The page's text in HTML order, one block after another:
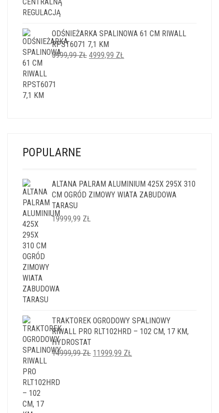
ODŚNIEŻARKA SPALINOWA 61 CM RIWALL
RPST6071 7,1 KM
5999,99ZŁ PIERWOTNA
4999,99 ZŁ
POPULARNE
ALTANA PALRAM ALUMINIUM 425X 295X 310
CM OGRÓD ZIMOWY WIATA ZABUDOWA
TARASU
19999,99 ZŁ
TRAKTOREK OGRODOWY SPALINOWY
RIWALL PRO RLT102HRD – 102 CM, 17 KM,
HYDROSTAT
14999,99ZŁ PIERWOTNA
11999,99 ZŁ